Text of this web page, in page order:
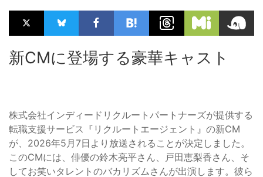
新CMに登場する豪華キャスト
株式会社インディードリクルートパートナーズが提供する
転職支援サービス『リクルートエージェント』の新CM
が、2026年5月7日より放送されることが決定しました。
このCMには、俳優の鈴木亮平さん、戸田恵梨香さん、そ
してお笑いタレントのバカリズムさんが出演します。彼ら